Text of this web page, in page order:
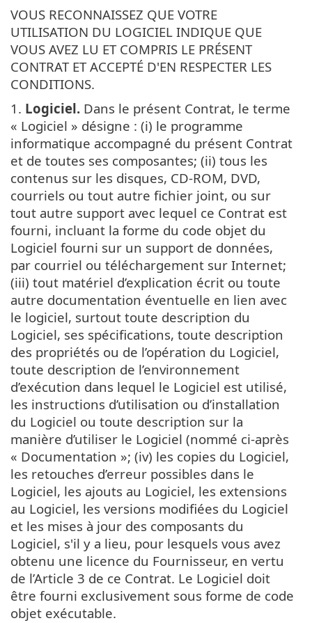
VOUS RECONNAISSEZ QUE VOTRE
UTILISATION DU LOGICIEL INDIQUE QUE
VOUS AVEZ LU ET COMPRIS LE PRÉSENT
CONTRAT ET ACCEPTÉ D'EN RESPECTER LES
CONDITIONS.
1. Logiciel. Dans le présent Contrat, le terme
« Logiciel » désigne : (i) le programme
informatique accompagné du présent Contrat
et de toutes ses composantes; (ii) tous les
contenus sur les disques, CD-ROM, DVD,
courriels ou tout autre fichier joint, ou sur
tout autre support avec lequel ce Contrat est
fourni, incluant la forme du code objet du
Logiciel fourni sur un support de données,
par courriel ou téléchargement sur Internet;
(iii) tout matériel d’explication écrit ou toute
autre documentation éventuelle en lien avec
le logiciel, surtout toute description du
Logiciel, ses spécifications, toute description
des propriétés ou de l’opération du Logiciel,
toute description de l’environnement
d’exécution dans lequel le Logiciel est utilisé,
les instructions d’utilisation ou d’installation
du Logiciel ou toute description sur la
manière d’utiliser le Logiciel (nommé ci-après
« Documentation »; (iv) les copies du Logiciel,
les retouches d’erreur possibles dans le
Logiciel, les ajouts au Logiciel, les extensions
au Logiciel, les versions modifiées du Logiciel
et les mises à jour des composants du
Logiciel, s'il y a lieu, pour lesquels vous avez
obtenu une licence du Fournisseur, en vertu
de l’Article 3 de ce Contrat. Le Logiciel doit
être fourni exclusivement sous forme de code
objet exécutable.